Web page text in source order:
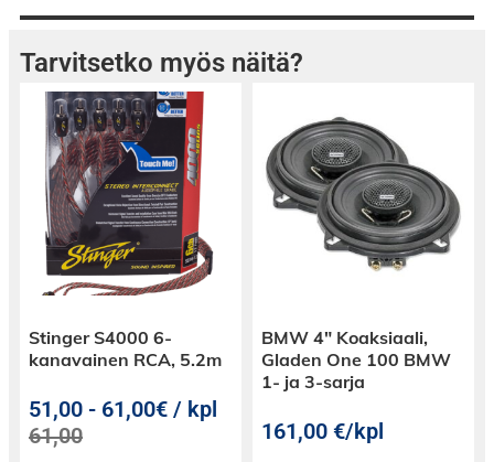
neodyymimagneetilla, jolloin asennussyvyys on
saatu todella pieneksi ja asennettavuus tehty
Retro-mallisto kattaa 4 x 8″, 5 x 7″, 6 x 9″ ja 4 x
10″ stereokaiuttimet.
Tarvitsetko myös näitä?
Stinger S4000 6-
kanavainen RCA, 5.2m
51,00 - 61,00€ / kpl
61,00
BMW 4″ Koaksiaali,
Gladen One 100 BMW
1- ja 3-sarja
161,00€/kpl